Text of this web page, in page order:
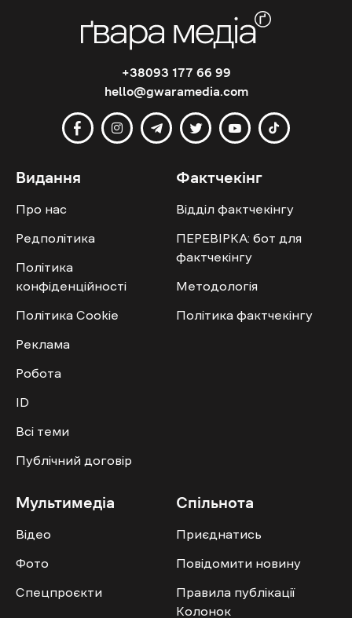
+38093 177 66 99
hello@gwaramedia.com
Видання
Про нас
Редполітика
Політика
конфіденційності
Політика Cookie
Реклама
Робота
ID
Всі теми
Публічний договір
Фактчекінг
Відділ фактчекінгу
ПЕРЕВІРКА: бот для
фактчекінгу
Методологія
Політика фактчекінгу
Мультимедіа
Відео
Фото
Спецпроєкти
Спільнота
Приєднатись
Повідомити новину
Правила публікації
Колонок